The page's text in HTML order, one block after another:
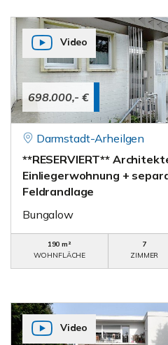
698.000,- €
Video
Darmstadt-Arheilgen
**RESERVIERT**
Einliegerwohnung +
Feldrandlage
Bungalow
190 m²
WOHNFLÄCHE
7
ZIMMER
Video